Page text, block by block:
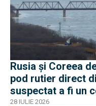
Rusia și Coreea
pod rutier direct
suspectat a fi un
28 IULIE 2026